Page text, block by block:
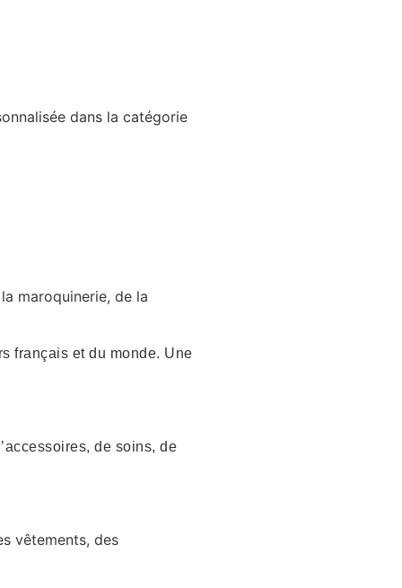
dans la catégorie
maroquinerie, de la
français et du monde. Une
de soins, de
vêtements, des